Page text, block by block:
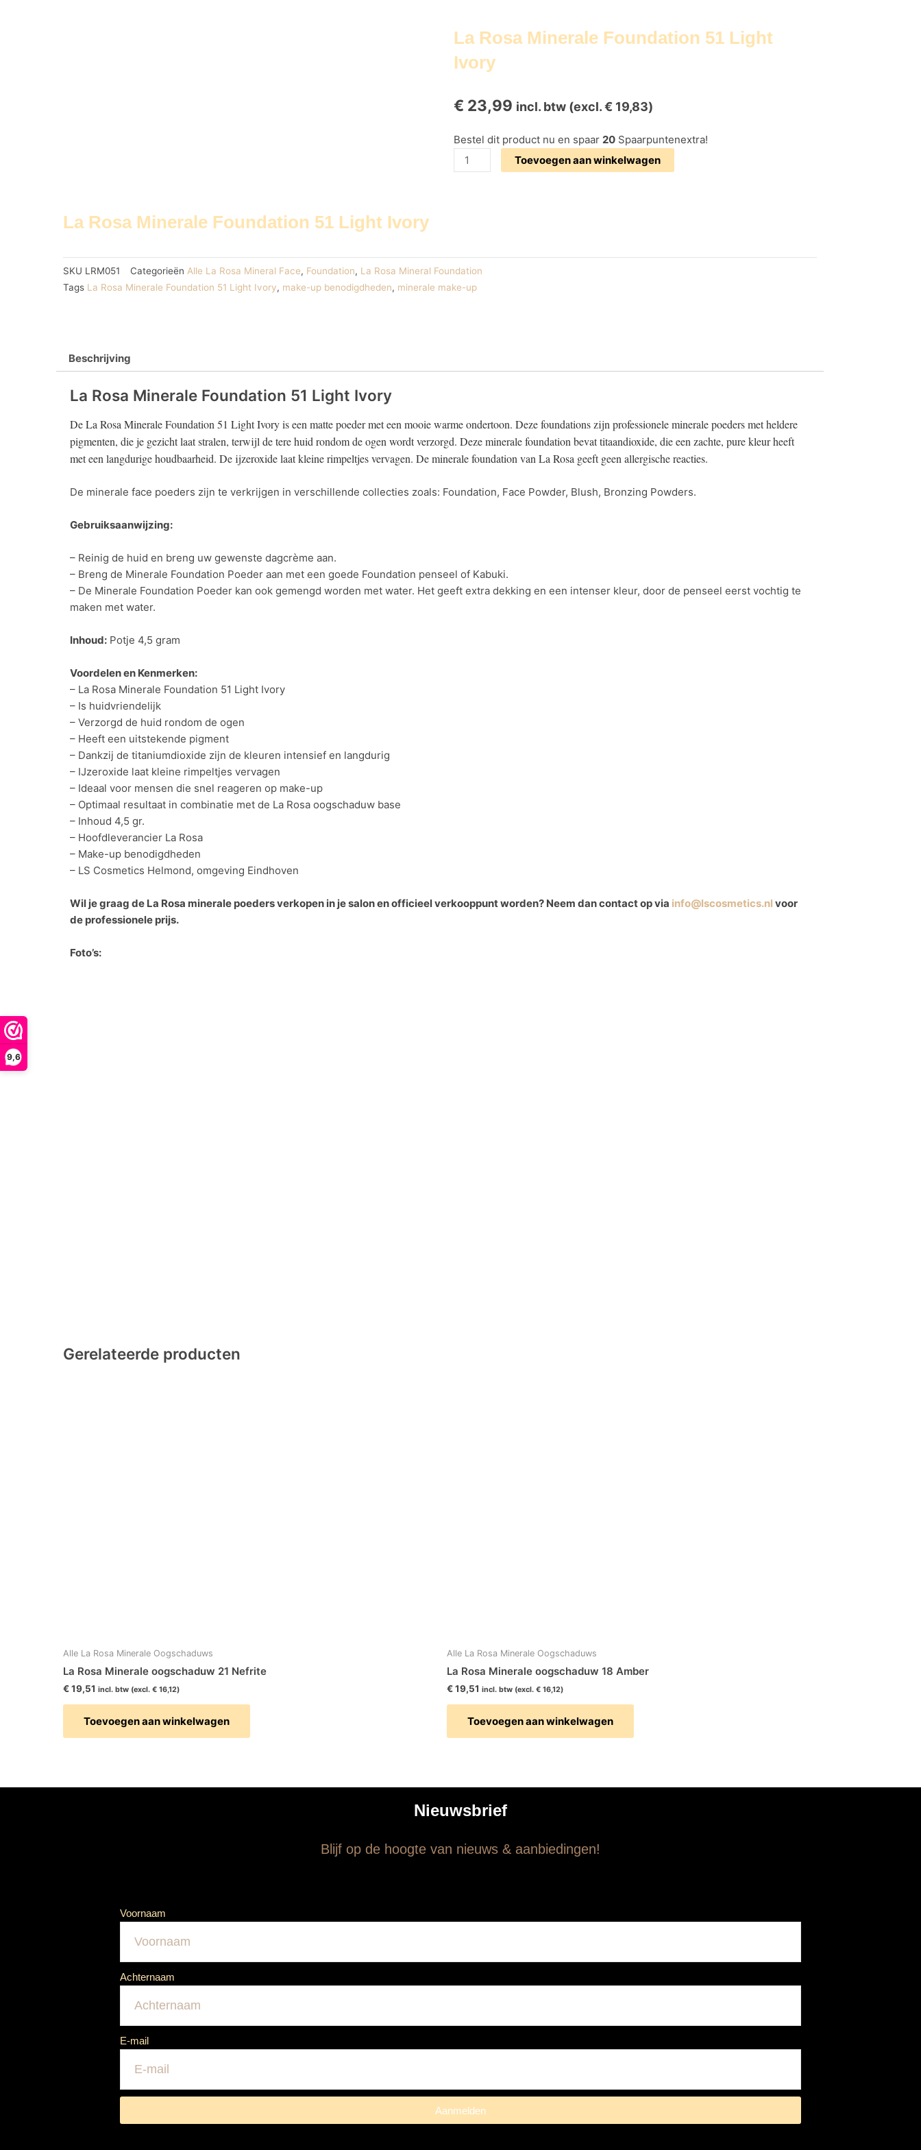
9,6
La Rosa Minerale Foundation 51 Light
Ivory
€ 23,99 incl. btw (excl.€ 19,83)
Bestel dit product nu en spaar 20 Spaarpuntenextra!
La
Rosa
Minerale
aantal
Toevoegen aan winkelwagen
La Rosa Minerale Foundation 51 Light Ivory
SKU LRM051 Categorieën Alle La Rosa Mineral Face, Foundation, La Rosa Mineral Foundation
Tags La Rosa Minerale Foundation 51 Light Ivory, make-up benodigdheden, minerale make-up
Beschrijving
La Rosa Minerale Foundation 51 Light Ivory
De La Rosa Minerale Foundation 51 Light Ivory is een matte poeder met een mooie warme ondertoon. Deze foundations zijn professionele minerale poeders met heldere
pigmenten, die je gezicht laat stralen, terwijl de tere huid rondom de ogen wordt verzorgd. Deze minerale foundation bevat titaandioxide, die een zachte, pure kleur heeft
met een langdurige houdbaarheid. De ijzeroxide laat kleine rimpeltjes vervagen. De minerale foundation van La Rosa geeft geen allergische reacties.
De minerale face poeders zijn te verkrijgen in verschillende collecties zoals: Foundation, Face Powder, Blush, Bronzing Powders.
Gebruiksaanwijzing:
– Reinig de huid en breng uw gewenste dagcrème aan.
– Breng de Minerale Foundation Poeder aan met een goede Foundation penseel of Kabuki.
– De Minerale Foundation Poeder kan ook gemengd worden met water. Het geeft extra dekking en een intenser kleur, door de penseel eerst vochtig te
maken met water.
Inhoud: Potje 4,5 gram
Voordelen en Kenmerken:
– La Rosa Minerale Foundation 51 Light Ivory
– Is huidvriendelijk
– Verzorgd de huid rondom de ogen
– Heeft een uitstekende pigment
– Dankzij de titaniumdioxide zijn de kleuren intensief en langdurig
– IJzeroxide laat kleine rimpeltjes vervagen
– Ideaal voor mensen die snel reageren op make-up
– Optimaal resultaat in combinatie met de La Rosa oogschaduw base
– Inhoud 4,5 gr.
– Hoofdleverancier La Rosa
– Make-up benodigdheden
– LS Cosmetics Helmond, omgeving Eindhoven
Wil je graag de La Rosa minerale poeders verkopen in je salon en officieel verkooppunt worden? Neem dan contact op via info@lscosmetics.nl voor
de professionele prijs.
Foto’s:
Gerelateerde producten
Alle La Rosa Minerale Oogschaduws
La Rosa Minerale oogschaduw 21 Nefrite
€19,51 incl. btw (excl. € 16,12)
Toevoegen aan winkelwagen
Alle La Rosa Minerale Oogschaduws
La Rosa Minerale oogschaduw 18 Amber
€19,51 incl. btw (excl. € 16,12)
Toevoegen aan winkelwagen
Nieuwsbrief
Blijf op de hoogte van nieuws & aanbiedingen!
Voornaam
Achternaam
E-mail
Aanmelden